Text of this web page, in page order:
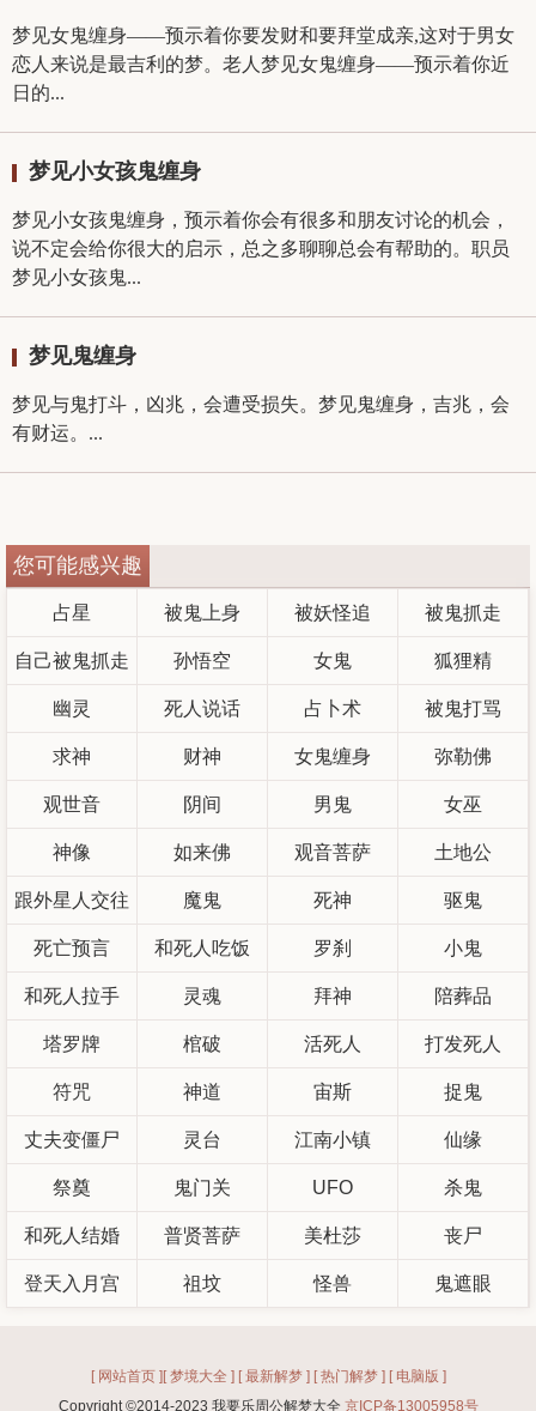
梦见女鬼缠身——预示着你要发财和要拜堂成亲,这对于男女
恋人来说是最吉利的梦。老人梦见女鬼缠身——预示着你近
日的...
梦见小女孩鬼缠身
梦见小女孩鬼缠身，预示着你会有很多和朋友讨论的机会，
说不定会给你很大的启示，总之多聊聊总会有帮助的。职员
梦见小女孩鬼...
梦见鬼缠身
梦见与鬼打斗，凶兆，会遭受损失。梦见鬼缠身，吉兆，会
有财运。...
您可能感兴趣
占星 被鬼上身 被妖怪追 被鬼抓走
自己被鬼抓走 孙悟空 女鬼 狐狸精
幽灵 死人说话 占卜术 被鬼打骂
求神 财神 女鬼缠身 弥勒佛
观世音 阴间 男鬼 女巫
神像 如来佛 观音菩萨 土地公
跟外星人交往 魔鬼 死神 驱鬼
死亡预言 和死人吃饭 罗刹 小鬼
和死人拉手 灵魂 拜神 陪葬品
塔罗牌 棺破 活死人 打发死人
符咒 神道 宙斯 捉鬼
丈夫变僵尸 灵台 江南小镇 仙缘
祭奠 鬼门关 UFO 杀鬼
和死人结婚 普贤菩萨 美杜莎 丧尸
登天入月宫 祖坟 怪兽 鬼遮眼
[ 网站首页 ] [ 梦境大全 ] [ 最新解梦 ] [ 热门解梦 ] [ 电脑版 ]
Copyright ©2014-2023 我要乐周公解梦大全 京ICP备13005958号